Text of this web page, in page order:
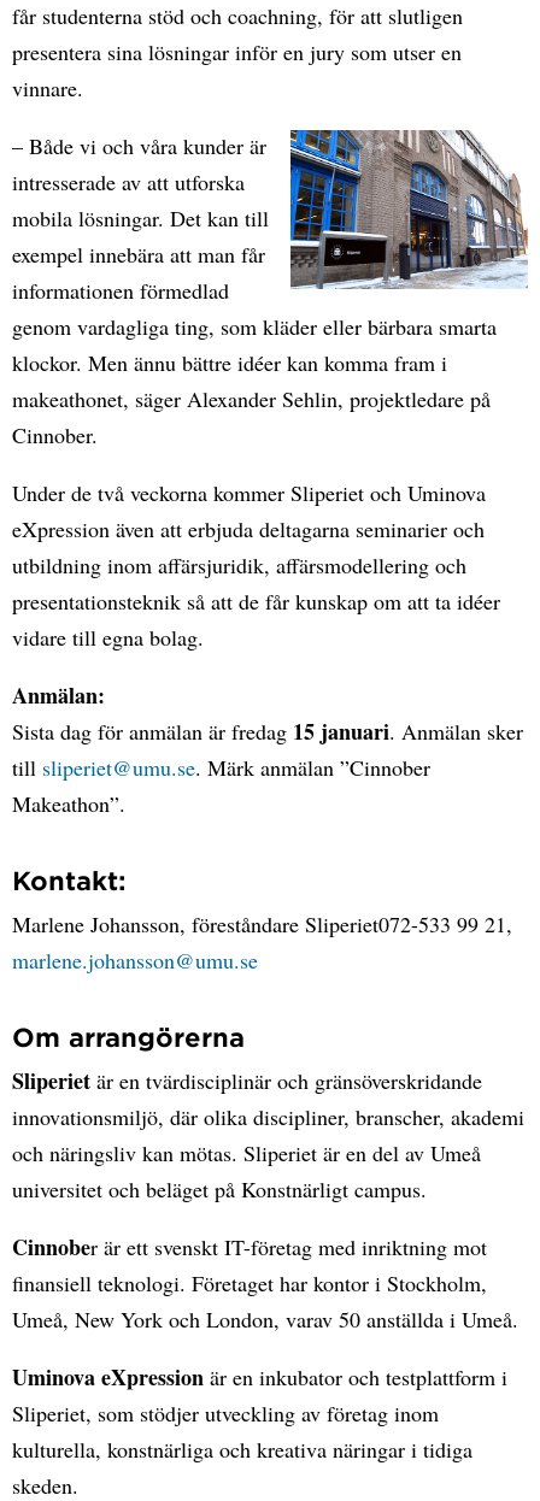
får studenterna stöd och coachning, för att slutligen
presentera sina lösningar inför en jury som utser en
vinnare.
– Både vi och våra kunder är
intresserade av att utforska
mobila lösningar. Det kan till
exempel innebära att man får
informationen förmedlad
genom vardagliga ting, som kläder eller bärbara smarta
klockor. Men ännu bättre idéer kan komma fram i
makeathonet, säger Alexander Sehlin, projektledare på
Cinnober.
Under de två veckorna kommer Sliperiet och Uminova
eXpression även att erbjuda deltagarna seminarier och
utbildning inom affärsjuridik, affärsmodellering och
presentationsteknik så att de får kunskap om att ta idéer
vidare till egna bolag.
Anmälan:
Sista dag för anmälan är fredag 15 januari. Anmälan sker
till sliperiet@umu.se. Märk anmälan ”Cinnober
Makeathon”.
Kontakt:
Marlene Johansson, föreståndare Sliperiet072-533 99 21,
marlene.johansson@umu.se
Om arrangörerna
Sliperiet är en tvärdisciplinär och gränsöverskridande
innovationsmiljö, där olika discipliner, branscher, akademi
och näringsliv kan mötas. Sliperiet är en del av Umeå
universitet och beläget på Konstnärligt campus.
Cinnober är ett svenskt IT-företag med inriktning mot
finansiell teknologi. Företaget har kontor i Stockholm,
Umeå, New York och London, varav 50 anställda i Umeå.
Uminova eXpression är en inkubator och testplattform i
Sliperiet, som stödjer utveckling av företag inom
kulturella, konstnärliga och kreativa näringar i tidiga
skeden.